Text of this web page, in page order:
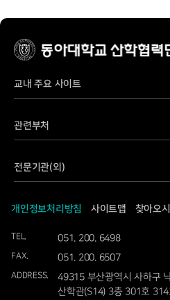
교내 주요 사이트
가습기살균제보건센터
고기능성밸브기술지원센터
동아대학교
디스플레이소자융합기술개발지원센
관련부처
기획재정부
농촌진흥청
전문기관(외)
국립문화재연구소
국립재난안전연구원
국방기술품질원
국토교통과학기술진흥원
개인정보처리방침 사이트맵 찾아오
TEL. 051. 200. 6498
FAX. 051. 200. 6507
ADDRESS.
49315 부산광역시 사하구
산학관(S14) 3층 301호